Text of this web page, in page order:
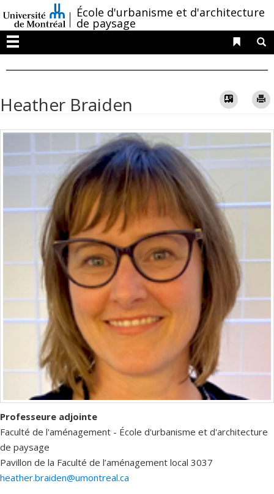
au
contenu
/École d'urbanisme et d'architecture
de paysage
Menu
Liens
Heather Braiden Vcard
Professeure adjointe
Faculté de l'aménagement - École d'urbanisme et d'architecture
de paysage
Pavillon de la Faculté de l’aménagement local 3037
heather.braiden@umontreal.ca